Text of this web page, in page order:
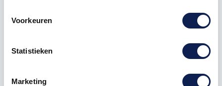
Voorkeuren
Statistieken
Marketing
Houten Freesletter L Arial MDF Zwart